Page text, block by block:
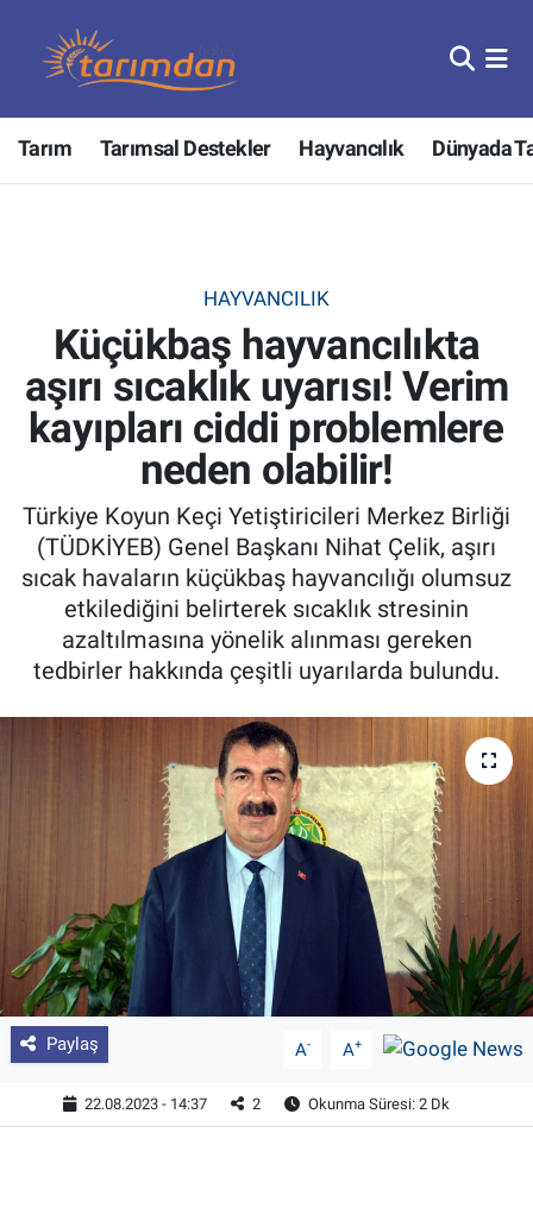
Tarım Tarımsal Destekler Hayvancılık Dünyada
HAYVANCILIK
Küçükbaş hayvancılıkta
aşırı sıcaklık uyarısı! Verim
kayıpları ciddi problemlere
neden olabilir!
Türkiye Koyun Keçi Yetiştiricileri Merkez Birliği
(TÜDKİYEB) Genel Başkanı Nihat Çelik, aşırı
sıcak havaların küçükbaş hayvancılığı olumsuz
etkilediğini belirterek sıcaklık stresinin
azaltılmasına yönelik alınması gereken
tedbirler hakkında çeşitli uyarılarda bulundu.
Paylaş A- A+
22.08.2023 - 14:37 2 Okunma Süresi: 2 Dk
Tarım
Hayvancılık
Tarımsal Destekler
Tarım Bakanlığı
TZOB
Tarım Kredi Kooperatifleri
Pankobirlik
Et fiyatları
Yetiştirici Soruyor
Dünyada Tarım
Üretici Birlikleri
Şeker ve Şekerli Mamüller
Tahıllar ve Baklagiller
Tohum
Nöbetçi Eczaneler
Hava Durumu
Tüm Manşetler
Son Dakika Haberleri
Haber Arşivi